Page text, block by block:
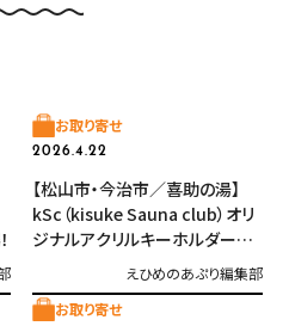
お取り寄せ
2026.4.22
【松山市・今治市／喜助の湯】
kSc（kisuke Sauna club）オリ
ジナルアクリルキーホルダー第
えひめのあぷり編集部
お取り寄せ